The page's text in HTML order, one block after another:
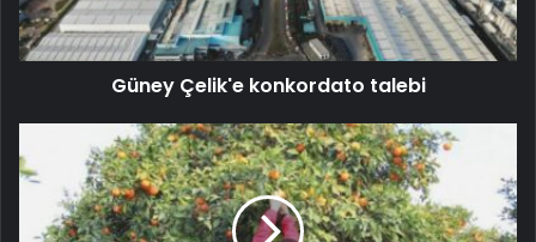
Güney Çelik'e konkordato talebi